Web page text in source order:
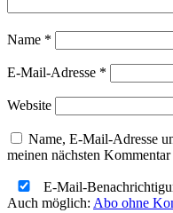
Name *
E-Mail-Adresse *
Website
Name, E-Mail-Adresse
meinen nächsten Kommentar
E-Mail-
Auch möglich: Abo ohne